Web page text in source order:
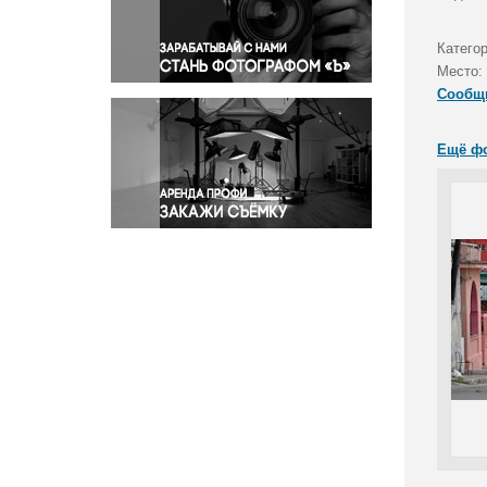
Правосудие
Происшествия и конфликты
Религия
Светская жизнь
Спорт
Экология
Экономика и бизнес
Место:
Ещё